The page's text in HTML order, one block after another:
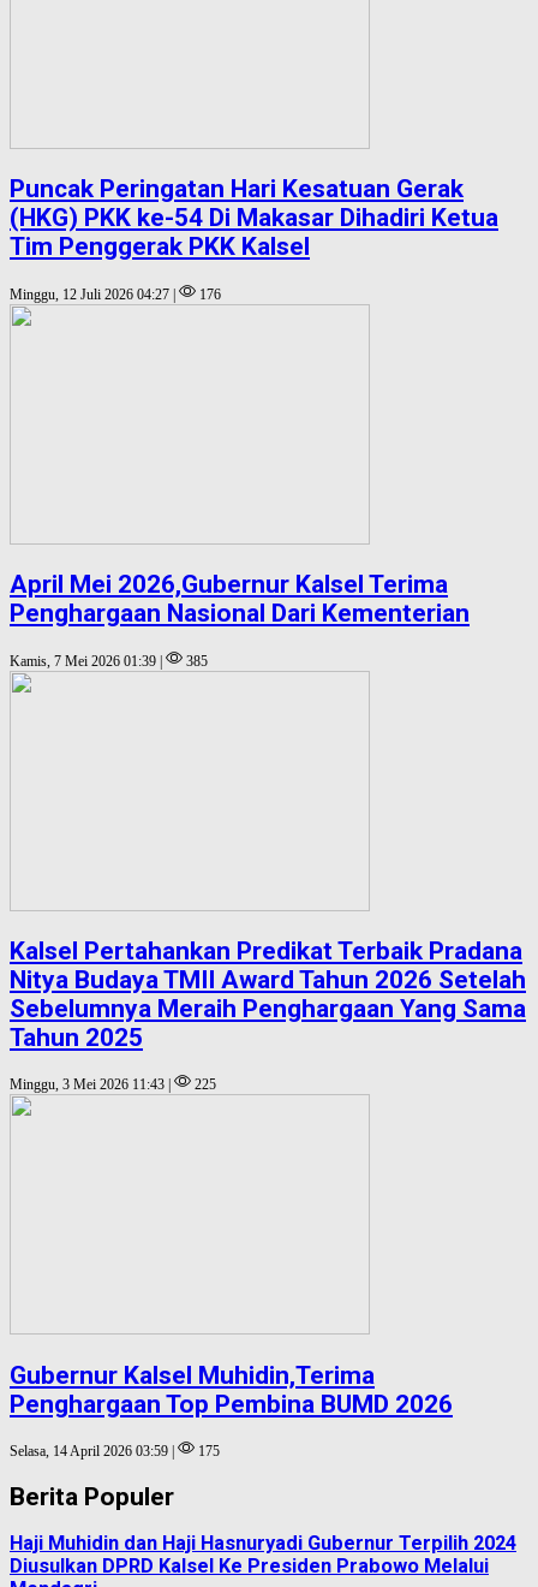
Puncak Peringatan Hari Kesatuan Gerak
(HKG) PKK ke-54 Di Makasar Dihadiri Ketua
Tim Penggerak PKK Kalsel
Minggu, 12 Juli 2026 04:27 | 176
April Mei 2026,Gubernur Kalsel Terima
Penghargaan Nasional Dari Kementerian
Kamis, 7 Mei 2026 01:39 | 385
Kalsel Pertahankan Predikat Terbaik Pradana
Nitya Budaya TMII Award Tahun 2026 Setelah
Sebelumnya Meraih Penghargaan Yang Sama
Tahun 2025
Minggu, 3 Mei 2026 11:43 | 225
Gubernur Kalsel Muhidin,Terima
Penghargaan Top Pembina BUMD 2026
Selasa, 14 April 2026 03:59 | 175
Berita Populer
Haji Muhidin dan Haji Hasnuryadi Gubernur Terpilih 2024
Diusulkan DPRD Kalsel Ke Presiden Prabowo Melalui